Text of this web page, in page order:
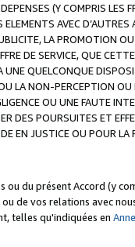
(Y COMPRIS LES
AVEC
LA PROMOTION
DE SERVICE, QUE
QUELCONQUE
LA NON-PERCEPTION
OU UNE FAUTE
DES POURSUITES ET
EN JUSTICE OU POUR
du présent Accord (y
de vos relations avec
telles qu'indiquées en